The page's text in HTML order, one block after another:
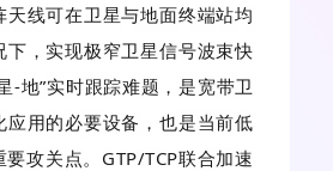
天线可在卫星与地面终端站均
下，实现极窄卫星信号波束快
-地”实时跟踪难题，是宽带卫
应用的必要设备，也是当前低
攻关点。GTP/TCP联合加速